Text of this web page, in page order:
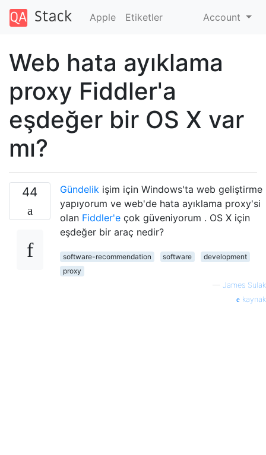
Apple Etiketler Account
Web hata ayıklama
proxy Fiddler'a
eşdeğer bir OS X var
mı?
44 Gündelik işim için Windows'ta web geliştirme
yapıyorum ve web'de hata ayıklama proxy'si
olan Fiddler'e çok güveniyorum . OS X için
eşdeğer bir araç nedir?
software-recommendation software
development
proxy
— James Sulak
kaynak